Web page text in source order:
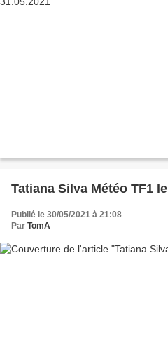
Tatiana Silva Météo TF1
Publié le 30/05/2021 à 21:08
Par TomA